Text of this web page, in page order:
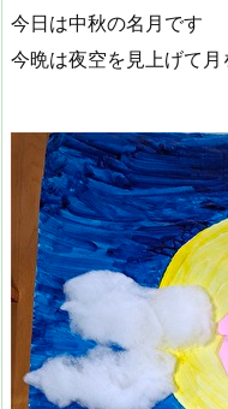
今日は中秋の名月です
今晩は夜空を見上げて